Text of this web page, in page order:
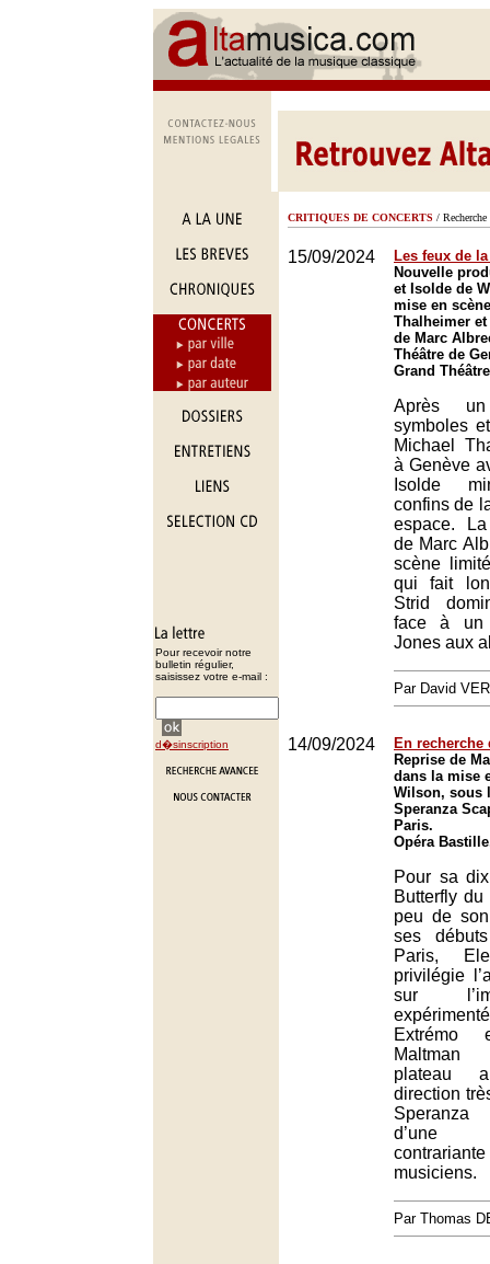
Pour recevoir notre
bulletin régulier,
saisissez votre e-mail :
d�sinscription
CRITIQUES DE CONCERTS / Recherche
15/09/2024
Les feux de
Nouvelle
et Isolde de
mise en
Thalheimer
de Marc
Théâtre de
Grand
Après
symboles
Michael
à Genève
Isolde
confins de
espace.
de Marc
scène
qui fait
Strid
face à un
Jones aux
Par David
14/09/2024
En recherche
Reprise de
dans la mise
Wilson, sous
Speranza
Paris.
Opéra
Pour sa
Butterfly
peu de
ses
Paris,
privilégie
sur
Extrémo
plateau
direction
Speranza
d’une
musiciens.
Par Thomas